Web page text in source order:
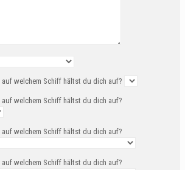
welchem Schiff hältst du dich auf?
welchem Schiff hältst du dich auf?
welchem Schiff hältst du dich auf?
welchem Schiff hältst du dich auf?